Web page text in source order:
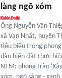
làng ngõ xóm
Ông Nguyễn Văn
xã Vạn Nhất, huyện
tiêu biểu trong
dân hiến đất thực
NTM; phong trào